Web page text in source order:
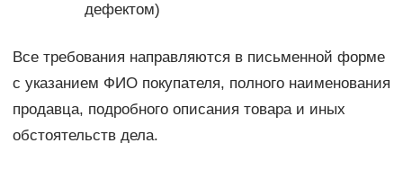
дефектом)
Все требования направляются в письменной форме
с указанием ФИО покупателя, полного наименования
продавца, подробного описания товара и иных
обстоятельств дела.